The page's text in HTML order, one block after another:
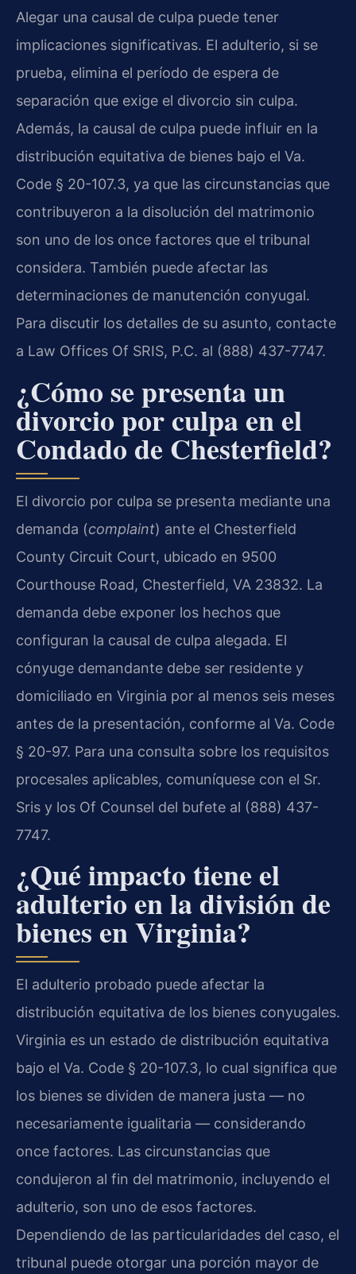
Alegar una causal de culpa puede tener
implicaciones significativas. El adulterio, si se
prueba, elimina el período de espera de
separación que exige el divorcio sin culpa.
Además, la causal de culpa puede influir en la
distribución equitativa de bienes bajo el Va.
Code § 20-107.3, ya que las circunstancias que
contribuyeron a la disolución del matrimonio
son uno de los once factores que el tribunal
considera. También puede afectar las
determinaciones de manutención conyugal.
Para discutir los detalles de su asunto, contacte
a Law Offices Of SRIS, P.C. al (888) 437-7747.
¿Cómo se presenta un
divorcio por culpa en el
Condado de Chesterfield?
El divorcio por culpa se presenta mediante una
demanda (complaint) ante el Chesterfield
County Circuit Court, ubicado en 9500
Courthouse Road, Chesterfield, VA 23832. La
demanda debe exponer los hechos que
configuran la causal de culpa alegada. El
cónyuge demandante debe ser residente y
domiciliado en Virginia por al menos seis meses
antes de la presentación, conforme al Va. Code
§ 20-97. Para una consulta sobre los requisitos
procesales aplicables, comuníquese con el Sr.
Sris y los Of Counsel del bufete al (888) 437-
7747.
¿Qué impacto tiene el
adulterio en la división de
bienes en Virginia?
El adulterio probado puede afectar la
distribución equitativa de los bienes conyugales.
Virginia es un estado de distribución equitativa
bajo el Va. Code § 20-107.3, lo cual significa que
los bienes se dividen de manera justa — no
necesariamente igualitaria — considerando
once factores. Las circunstancias que
condujeron al fin del matrimonio, incluyendo el
adulterio, son uno de esos factores.
Dependiendo de las particularidades del caso, el
tribunal puede otorgar una porción mayor de